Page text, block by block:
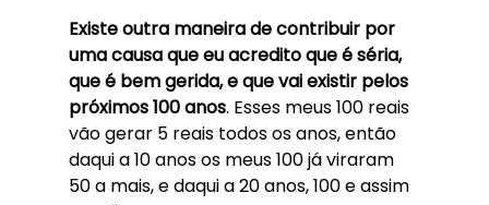
Existe outra maneira de contribuir por
uma causa que eu acredito que é séria,
que é bem gerida, e que vai existir pelos
próximos 100 anos. Esses meus 100 reais
vão gerar 5 reais todos os anos, então
daqui a 10 anos os meus 100 já viraram
50 a mais, e daqui a 20 anos, 100 e assim